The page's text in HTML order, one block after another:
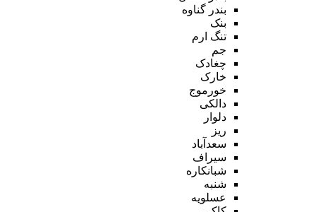
بندر گناوه
بنک
تنگ ارم
جم
چغادک
خارک
خورموج
دالکی
دلوار
ریز
سعدآباد
سیراف
شبانکاره
شنبه
عسلویه